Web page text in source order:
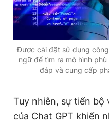
Được cài đặt sử dụng
ngữ để tìm ra mô hình
đáp và cung cấp
Tuy nhiên, sự tiến
của Chat GPT khiến